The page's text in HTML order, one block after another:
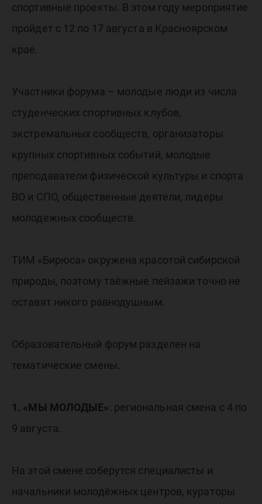
спортивные проекты. В этом году мероприятие
пройдет с 12 по 17 августа в Красноярском
крае.
Участники форума – молодые люди из числа
студенческих спортивных клубов,
экстремальных сообществ, организаторы
крупных спортивных событий, молодые
преподаватели физической культуры и спорта
ВО и СПО, общественные деятели, лидеры
молодежных сообществ.
ТИМ «Бирюса» окружена красотой сибирской
природы, поэтому таёжные пейзажи точно не
оставят никого равнодушным.
Образовательный форум разделен на
тематические смены.
1. «МЫ МОЛОДЫЕ»: региональная смена с 4 по
9 августа.
На этой смене соберутся специалисты и
начальники молодёжных центров, кураторы